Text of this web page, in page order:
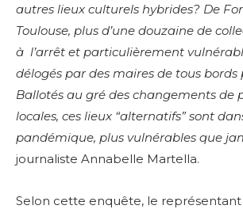
autres lieux culturels hybrides? De
Toulouse, plus d’une douzaine de
à l’arrêt et particulièrement
délogés par des maires de tous bords
Ballotés au gré des changements de
locales, ces lieux “alternatifs” sont
pandémique, plus vulnérables que
journaliste Annabelle Martella.
Selon cette enquête, le